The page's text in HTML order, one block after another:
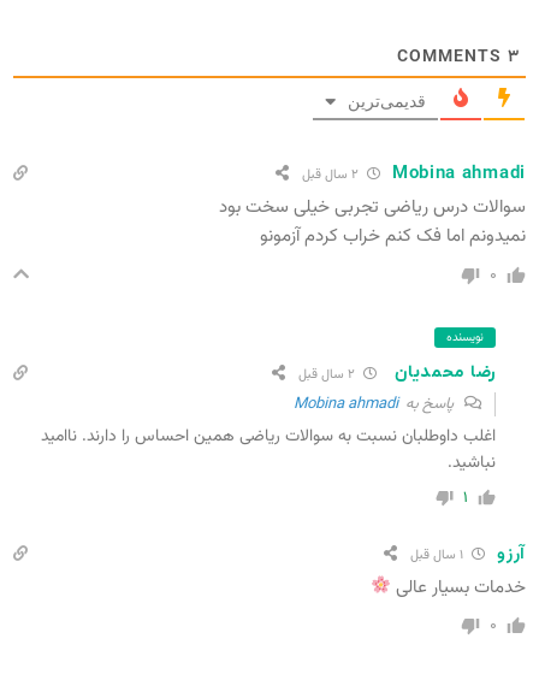
۳
قدیمی‌ترین
Mobina ahmadi
سوالات درس ریاضی تجربی خیلی سخت بود
نمیدونم اما فک کنم خراب کردم آزمونو
۰
نویسنده
رضا محمدیان
پاسخ بهMobina ahmadi
اغلب داوطلبان نسبت به سوالات ریاضی همین احساس را دارند. ناامید
نباشید.
۱
آرزو
خدمات بسیار عالی
۰